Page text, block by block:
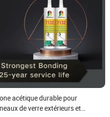
acétique durable pour
de verre extérieurs et